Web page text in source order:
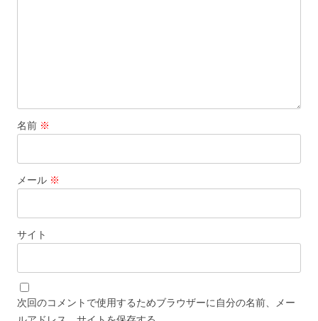
名前 ※
メール ※
サイト
次回のコメントで使用するためブラウザーに自分の名前、メー